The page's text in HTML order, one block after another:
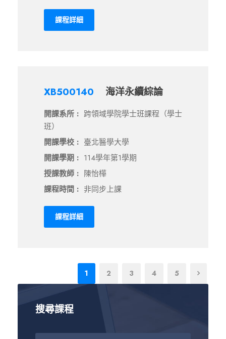
課程詳細
XB500140 海洋永續綜論
開課系所 : 跨領域學院學士班課程（學士
班）
開課學校 : 臺北醫學大學
開課學期 : 114學年第1學期
授課教師 : 陳怡樺
課程時間 : 非同步上課
課程詳細
1 2 3 4 5
搜尋課程